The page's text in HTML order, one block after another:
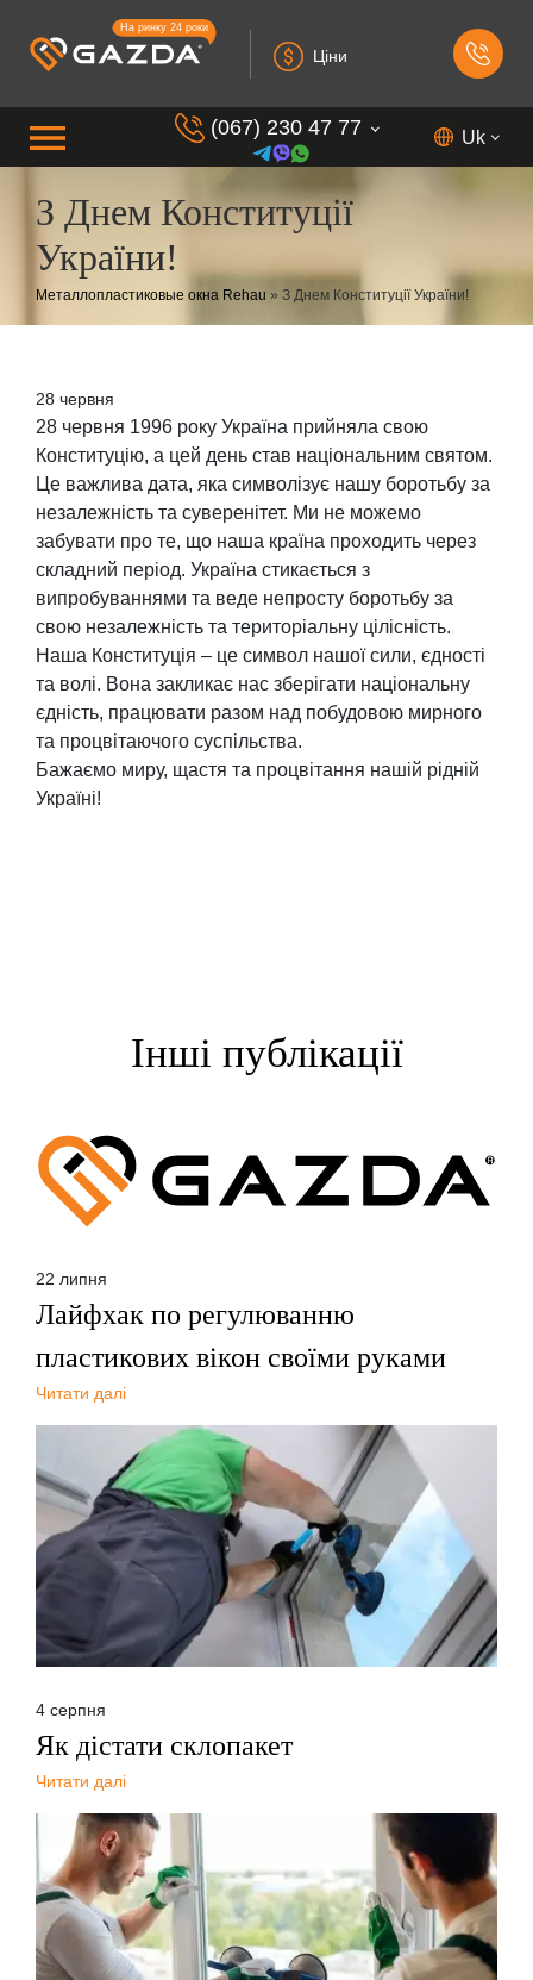
На ринку 24 роки
Ціни
(067) 230 47 77
(099) 230 73 37
(050) 230 7 337
(073) 230 7 337
(098) 230 7 337
Uk
З Днем Конституції
України!
Металлопластиковые окна Rehau » З Днем Конституції України!
28 червня
28 червня 1996 року Україна прийняла свою
Конституцію, а цей день став національним святом.
Це важлива дата, яка символізує нашу боротьбу за
незалежність та суверенітет. Ми не можемо
забувати про те, що наша країна проходить через
складний період. Україна стикається з
випробуваннями та веде непросту боротьбу за
свою незалежність та територіальну цілісність.
Наша Конституція – це символ нашої сили, єдності
та волі. Вона закликає нас зберігати національну
єдність, працювати разом над побудовою мирного
та процвітаючого суспільства.
Бажаємо миру, щастя та процвітання нашій рідній
Україні!
Інші публікації
22 липня
Лайфхак по регулюванню
пластикових вікон своїми руками
Читати далі
4 серпня
Як дістати склопакет
Читати далі